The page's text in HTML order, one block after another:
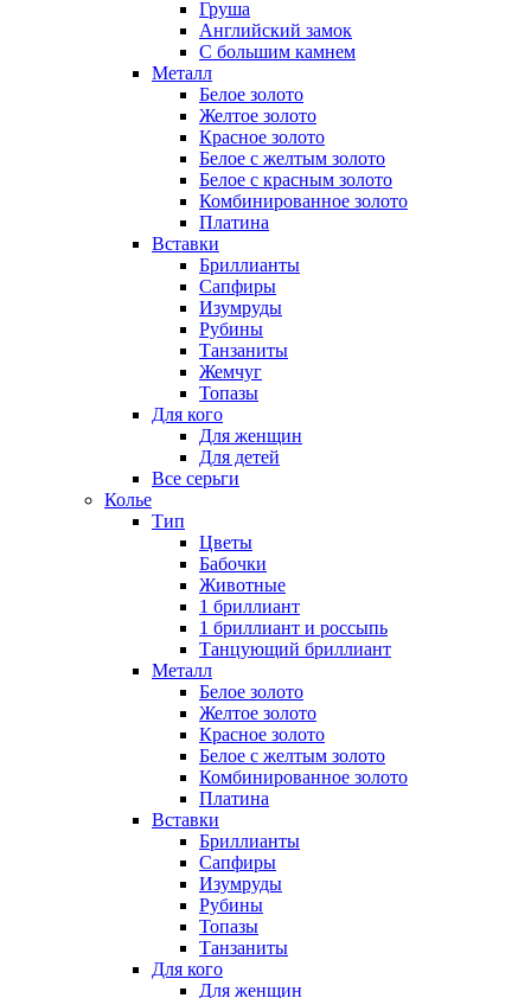
Груша
Английский замок
С большим камнем
Металл
Белое золото
Желтое золото
Красное золото
Белое с желтым золото
Белое с красным золото
Комбинированное золото
Платина
Вставки
Бриллианты
Сапфиры
Изумруды
Рубины
Танзаниты
Жемчуг
Топазы
Для кого
Для женщин
Для детей
Все серьги
Колье
Тип
Цветы
Бабочки
Животные
1 бриллиант
1 бриллиант и россыпь
Танцующий бриллиант
Металл
Белое золото
Желтое золото
Красное золото
Белое с желтым золото
Комбинированное золото
Платина
Вставки
Бриллианты
Сапфиры
Изумруды
Рубины
Топазы
Танзаниты
Для кого
Для женщин